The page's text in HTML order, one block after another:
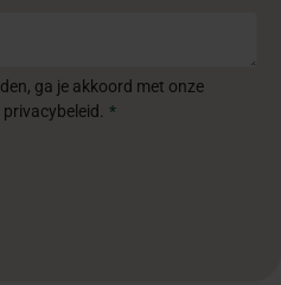
ga je akkoord met onze
*